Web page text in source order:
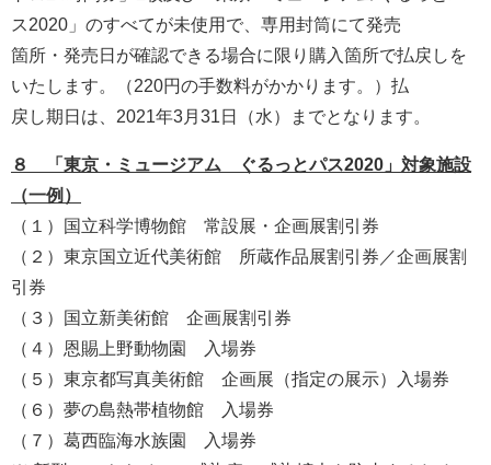
ス2020」のすべてが未使用で、専用封筒にて発売
箇所・発売日が確認できる場合に限り購入箇所で払戻しを
いたします。（220円の手数料がかかります。）払
戻し期日は、2021年3月31日（水）までとなります。
８ 「東京・ミュージアム ぐるっとパス2020」対象施設
（一例）
（１）国立科学博物館 常設展・企画展割引券
（２）東京国立近代美術館 所蔵作品展割引券／企画展割
引券
（３）国立新美術館 企画展割引券
（４）恩賜上野動物園 入場券
（５）東京都写真美術館 企画展（指定の展示）入場券
（６）夢の島熱帯植物館 入場券
（７）葛西臨海水族園 入場券